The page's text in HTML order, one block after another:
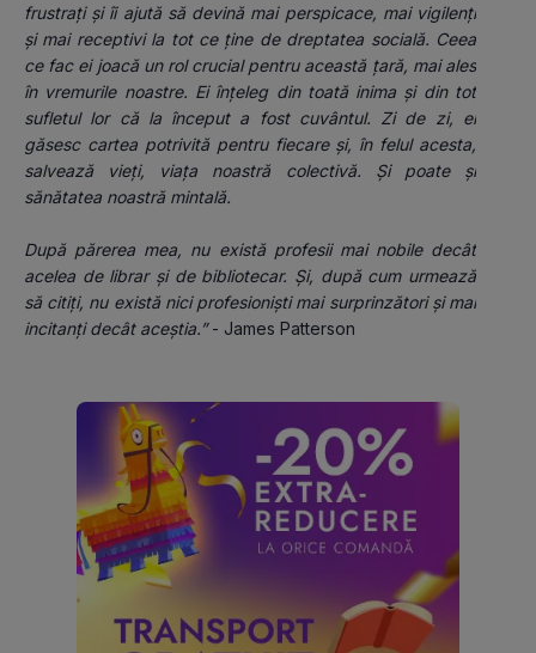
frustrați și îi ajută să devină mai perspicace, mai vigilenți
și mai receptivi la tot ce ține de dreptatea socială. Ceea
ce fac ei joacă un rol crucial pentru această țară, mai ales
în vremurile noastre. Ei înțeleg din toată inima și din tot
sufletul lor că la început a fost cuvântul. Zi de zi, ei
găsesc cartea potrivită pentru fiecare și, în felul acesta,
salvează vieți, viața noastră colectivă. Și poate și
sănătatea noastră mintală.
După părerea mea, nu există profesii mai nobile decât
acelea de librar și de bibliotecar. Și, după cum urmează
să citiți, nu există nici profesioniști mai surprinzători și mai
incitanți decât aceștia.” - James Patterson